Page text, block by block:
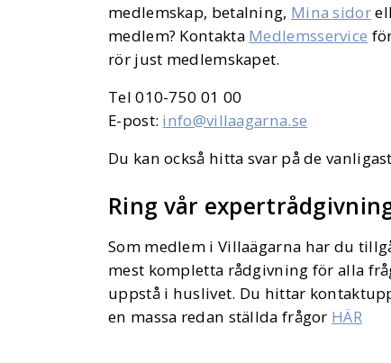
medlemskap, betalning, Mina sidor
medlem? Kontakta Medlemsservice
rör just medlemskapet.
Tel 010-750 01 00
E-post: info@villaagarna.se
Du kan också hitta svar på de
Ring vår
Som medlem i Villaägarna har du
mest kompletta rådgivning för alla
uppstå i huslivet. Du hittar
en massa redan ställda frågor HÄR